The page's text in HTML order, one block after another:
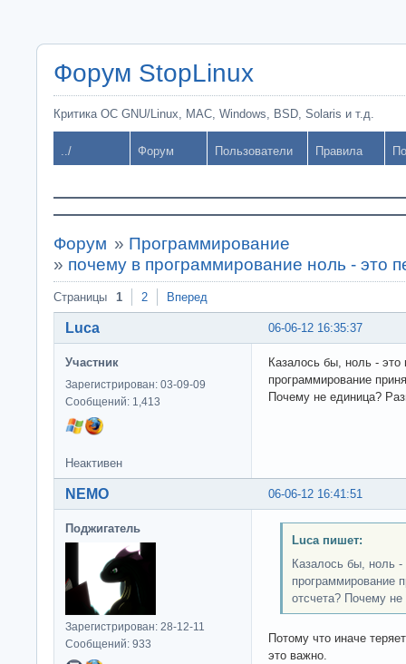
Форум StopLinux
Критика ОС GNU/Linux, MAC, Windows, BSD, Solaris и т.д.
../ Форум Пользователи Правила
Форум » Программирование
» почему в программирование ноль - это
Страницы 1 2 Вперед
06-06-12 16:35:37
Luca
Участник
Зарегистрирован: 03-09-09
Сообщений: 1,413
Казалось бы, ноль - это
программирование
Почему не единица?
Неактивен
06-06-12 16:41:51
NEMO
Поджигатель
Зарегистрирован: 28-12-11
Сообщений: 933
Luca пишет:
Казалось бы, ноль -
программирование
отсчета? Почему
Потому что иначе
это важно.